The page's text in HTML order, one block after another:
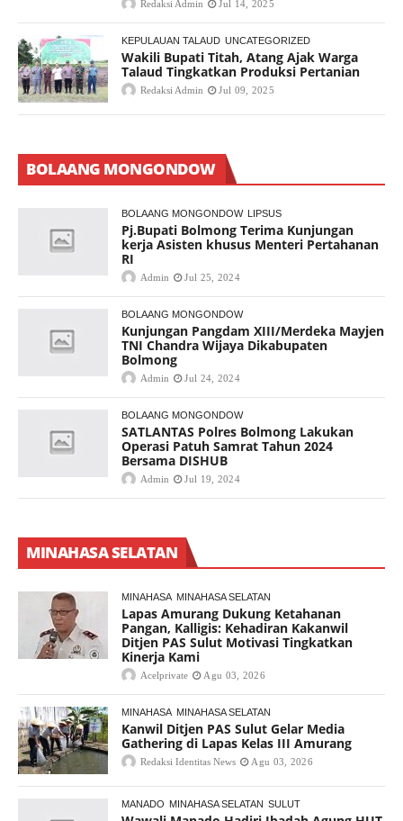
Redaksi Admin Jul 14, 2025
KEPULAUAN TALAUD UNCATEGORIZED
Wakili Bupati Titah, Atang Ajak Warga
Talaud Tingkatkan Produksi Pertanian
Redaksi Admin Jul 09, 2025
BOLAANG MONGONDOW
BOLAANG MONGONDOW LIPSUS
Pj.Bupati Bolmong Terima Kunjungan
kerja Asisten khusus Menteri Pertahanan
RI
Admin Jul 25, 2024
BOLAANG MONGONDOW
Kunjungan Pangdam XIII/Merdeka Mayjen
TNI Chandra Wijaya Dikabupaten
Bolmong
Admin Jul 24, 2024
BOLAANG MONGONDOW
SATLANTAS Polres Bolmong Lakukan
Operasi Patuh Samrat Tahun 2024
Bersama DISHUB
Admin Jul 19, 2024
MINAHASA SELATAN
MINAHASA MINAHASA SELATAN
Lapas Amurang Dukung Ketahanan
Pangan, Kalligis: Kehadiran Kakanwil
Ditjen PAS Sulut Motivasi Tingkatkan
Kinerja Kami
Acelprivate Agu 03, 2026
MINAHASA MINAHASA SELATAN
Kanwil Ditjen PAS Sulut Gelar Media
Gathering di Lapas Kelas III Amurang
Redaksi Identitas News Agu 03, 2026
MANADO MINAHASA SELATAN SULUT